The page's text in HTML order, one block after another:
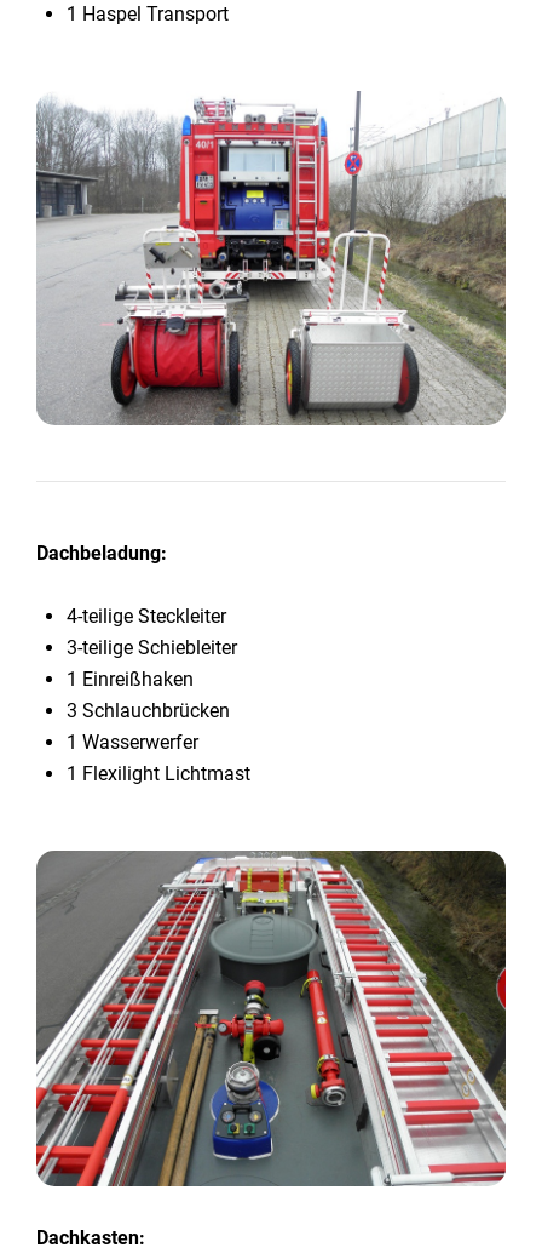
1 Haspel Transport
Dachbeladung:
4-teilige Steckleiter
3-teilige Schiebleiter
1 Einreißhaken
3 Schlauchbrücken
1 Wasserwerfer
1 Flexilight Lichtmast
Dachkasten: